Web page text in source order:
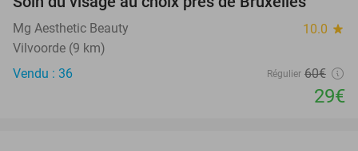
Mg Aesthetic Beauty 10.0 star
Vilvoorde (9 km)
Vendu : 36
Régulier 60€
29€